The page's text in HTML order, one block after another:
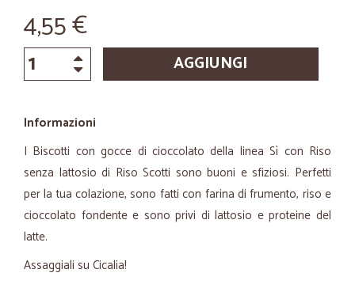
4,55 €
AGGIUNGI
Informazioni
I Biscotti con gocce di cioccolato della linea Sì con Riso
senza lattosio di Riso Scotti sono buoni e sfiziosi. Perfetti
per la tua colazione, sono fatti con farina di frumento, riso e
cioccolato fondente e sono privi di lattosio e proteine del
latte.
Assaggiali su Cicalia!